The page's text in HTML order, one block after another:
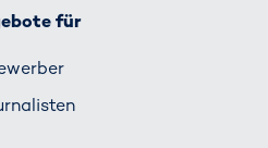
für